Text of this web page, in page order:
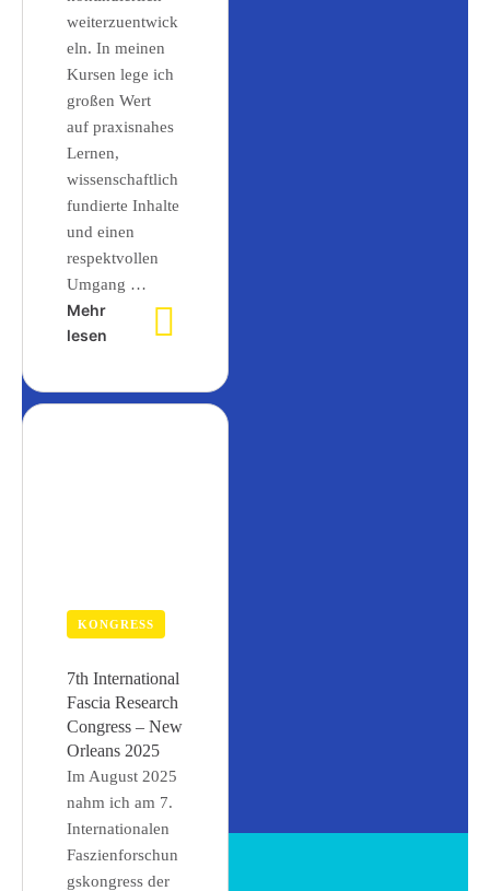
weiterzuentwick
eln. In meinen
Kursen lege ich
großen Wert
auf praxisnahes
Lernen,
wissenschaftlich
fundierte Inhalte
und einen
respektvollen
Umgang …
Mehr
lesen
KONGRESS
7th International
Fascia Research
Congress – New
Orleans 2025
Im August 2025
nahm ich am 7.
Internationalen
Faszienforschun
gskongress der